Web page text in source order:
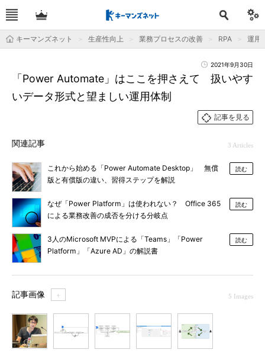
キーマンズネット 生産性向上 業務プロセスの改善 RPA 運用
2021年9月30日
「Power Automate」はここを押さえて 扱いやす
いデータ形式と望ましい運用体制
記事を見る
関連記事 3 Articles
これから始める「Power Automate Desktop」 無償
版と有償版の違い、習得ステップを解説
読む
なぜ「Power Platform」は使われない？ Office 365
による業務改善の成否を分ける分岐点
読む
3人のMicrosoft MVPによる「Teams」「Power
Platform」「Azure AD」の解説書
読む
記事画像 ＋ 5 Images